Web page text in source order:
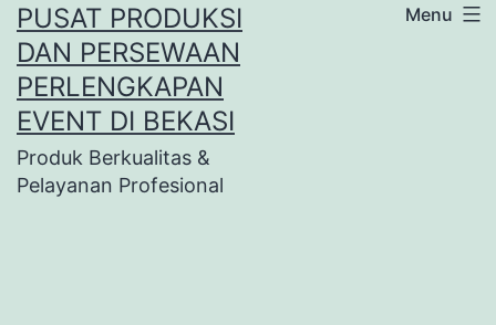
PUSAT PRODUKSI
DAN PERSEWAAN
PERLENGKAPAN
EVENT DI BEKASI
Produk Berkualitas &
Pelayanan Profesional
Menu